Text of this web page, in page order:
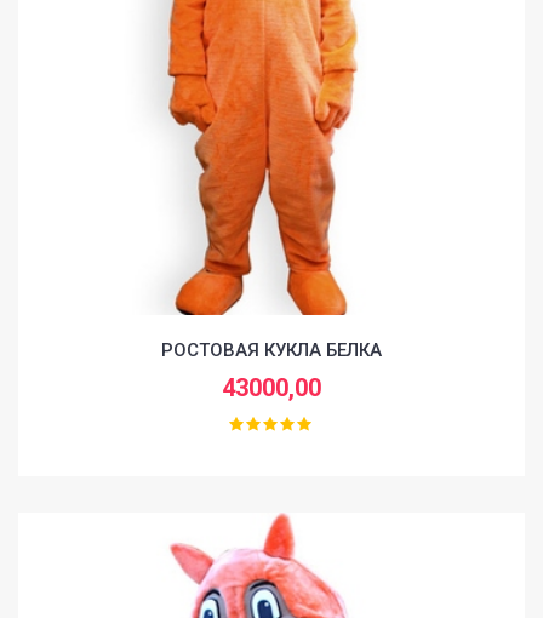
РОСТОВАЯ КУКЛА БЕЛКА
43000,00